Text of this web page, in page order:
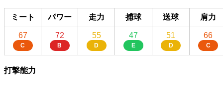
ミート パワー 走力 捕球 送球 肩力
67
C
72
B
55
D
47
E
51
D
66
C
打撃能力